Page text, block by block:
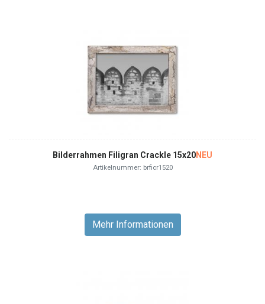
Bilderrahmen Filigran Crackle 15x20NEU
Artikelnummer: brficr1520
Mehr Informationen